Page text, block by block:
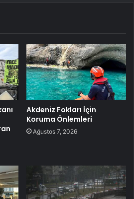
Akdeniz Fokları İçin
Koruma Önlemleri
Ağustos 7, 2026